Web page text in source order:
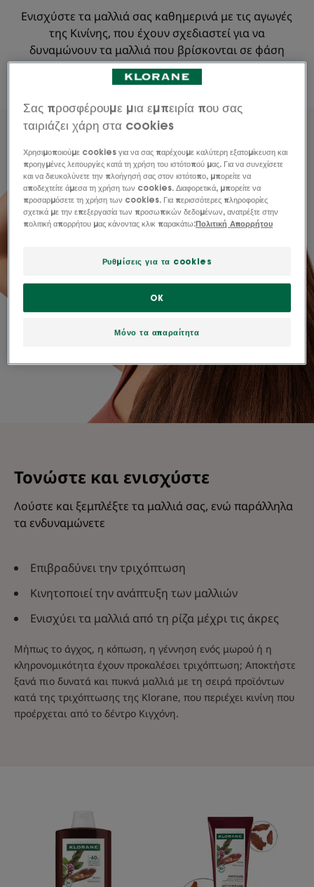
Ενισχύστε τα μαλλιά σας καθημερινά με τις αγωγές
της Κινίνης, που έχουν σχεδιαστεί για να
δυναμώνουν τα μαλλιά που βρίσκονται σε φάση
ανάπτυξης, τα κουρασμένα ή τα εύθραυστα μαλλιά.
Τονώστε και ενισχύστε
Λούστε και ξεμπλέξτε τα μαλλιά σας, ενώ παράλληλα
τα ενδυναμώνετε
Επιβραδύνει την τριχόπτωση
Κινητοποιεί την ανάπτυξη των μαλλιών
Ενισχύει τα μαλλιά από τη ρίζα μέχρι τις άκρες
Μήπως το άγχος, η κόπωση, η γέννηση ενός μωρού ή η
κληρονομικότητα έχουν προκαλέσει τριχόπτωση; Αποκτήστε
ξανά πιο δυνατά και πυκνά μαλλιά με τη σειρά προϊόντων
κατά της τριχόπτωσης της Klorane, που περιέχει κινίνη που
προέρχεται από το δέντρο Κιγχόνη.
με
Κινίνη
και
ΒΙΟΛΟΓΙΚΟ
κρέμα
κατά
της
τριχόπτωσης
Σας προσφέρουμε μια εμπειρία που σας
ταιριάζει χάρη στα cookies
Χρησιμοποιούμε cookies για να σας παρέχουμε καλύτερη εξατομίκευση και
προηγμένες λειτουργίες κατά τη χρήση του ιστότοπού μας. Για να συνεχίσετε
και να διευκολύνετε την πλοήγησή σας στον ιστότοπο, μπορείτε να
αποδεχτείτε άμεσα τη χρήση των cookies. Διαφορετικά, μπορείτε να
προσαρμόσετε τη χρήση των cookies. Για περισσότερες πληροφορίες
σχετικά με την επεξεργασία των προσωπικών δεδομένων, ανατρέξτε στην
πολιτική απορρήτου μας κάνοντας κλικ παρακάτω:Πολιτική Απορρήτου
Ρυθμίσεις για τα cookies
Μόνο τα απαραίτητα
OK